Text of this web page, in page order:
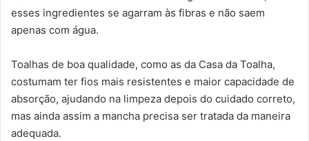
esses ingredientes se agarram às fibras e não saem
apenas com água.
Toalhas de boa qualidade, como as da Casa da Toalha,
costumam ter fios mais resistentes e maior capacidade de
absorção, ajudando na limpeza depois do cuidado correto,
mas ainda assim a mancha precisa ser tratada da maneira
adequada.